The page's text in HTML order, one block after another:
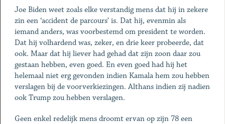
Joe Biden weet zoals elke verstandig mens dat hij in zekere
zin een ‘accident de parcours’ is. Dat hij, evenmin als
iemand anders, was voorbestemd om president te worden.
Dat hij volhardend was, zeker, en drie keer probeerde, dat
ook. Maar dat hij liever had gehad dat zijn zoon daar zou
gestaan hebben, even goed. En even goed had hij het
helemaal niet erg gevonden indien Kamala hem zou hebben
verslagen bij de voorverkiezingen. Althans indien zij nadien
ook Trump zou hebben verslagen.
Geen enkel redelijk mens droomt ervan op zijn 78 een